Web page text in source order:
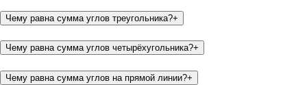
Чему равна сумма углов треугольника?+
Чему равна сумма углов четырёхугольника?+
Чему равна сумма углов на прямой линии?+